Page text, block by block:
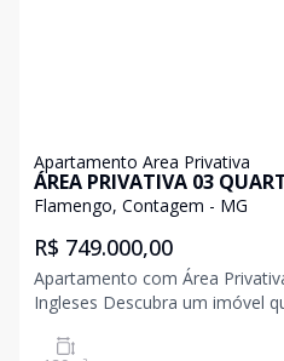
Apartamento Area Privativa
ÁREA PRIVATIVA 03
FLAMENGO
Flamengo, Contagem - MG
R$ 749.000,00
Apartamento com Área
Ingleses Descubra um imóvel que une modernidade,
apartamento conta com